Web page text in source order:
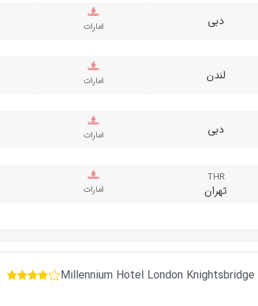
دبی امارات
لندن امارات
دبی امارات
THR
تهران امارات
Millennium Hotel London Knightsbridge